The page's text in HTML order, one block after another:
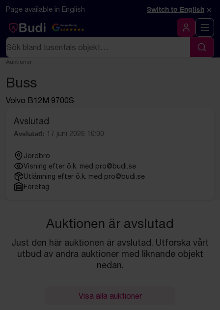
Hoppa till innehåll
Textbaserad (markdown) version av denna sida
Page available in English Switch to English ×
Google Rating
4.5
Logga in
Sök
Sök
Auktioner
Buss
Volvo B12M 9700S
Avslutad
Avslutad: 17 juni 2026 10:00
Jordbro
Visning efter ö.k. med pro@budi.se
Utlämning efter ö.k. med pro@budi.se
Företag
Auktionen är avslutad
Just den här auktionen är avslutad. Utforska vårt
utbud av andra auktioner med liknande objekt
nedan.
Visa alla auktioner